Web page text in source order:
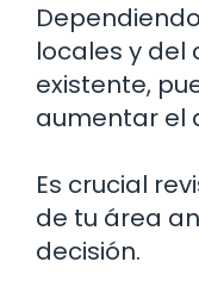
locales y del
existente,
aumentar el
Es crucial
de tu área
decisión.